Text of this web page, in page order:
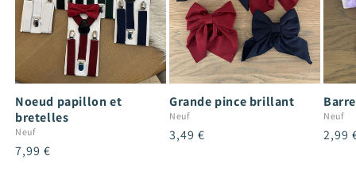
Noeud papillon et
bretelles
Neuf
Prix
7,99 €
Grande pince brillant
Neuf
Prix
3,49 €
Neuf
Prix
2,99